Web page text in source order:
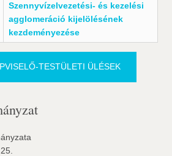
Szennyvízelvezetési- és kezelési
agglomeráció kijelölésének
kezdeményezése
TESTÜLETI ÜLÉSEK